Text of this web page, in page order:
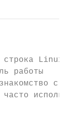
Linux
работы
с